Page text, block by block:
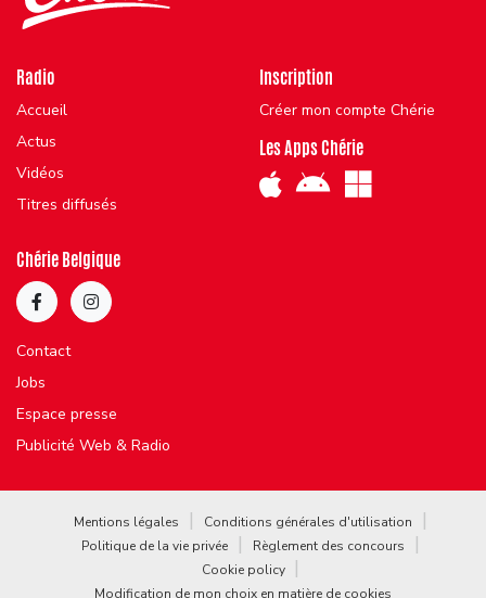
Radio
Accueil
Actus
Vidéos
Titres diffusés
Inscription
Créer mon compte Chérie
Les Apps Chérie
Chérie Belgique
Contact
Jobs
Espace presse
Publicité Web & Radio
Mentions légales
Conditions générales d'utilisation
Politique de la vie privée
Règlement des concours
Cookie policy
Modification de mon choix en matière de cookies